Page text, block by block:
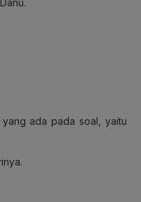
ada pada soal, yaitu